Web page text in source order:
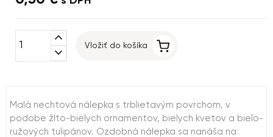
expand_less
expand_more
Vložiť do košíka
Malá nechtová nálepka s trblietavým povrchom, v
podobe žlto-bielych ornamentov, bielych kvetov a bielo-
ružových tulipánov. Ozdobná nálepka sa nanáša na